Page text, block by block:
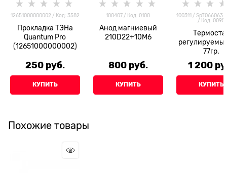
12651000000002 / Код: 3582
Прокладка ТЭНа
Quantum Pro
(12651000000002)
250 руб.
КУПИТЬ
100407 / Код: 0100
Анод магниевый
210D22+10M6
800 руб.
КУПИТЬ
100311 / SpT066063
/ Код: 0095
77гр.
1 200
КУПИТЬ
Похожие товары